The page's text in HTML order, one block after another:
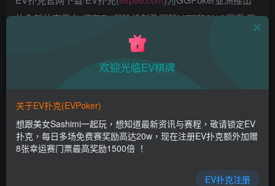
的全新扑克平台,拥有EV保险机制及国际MTT和SNG赛事,我
们具备完善的国际认可,致力提供国内最公平与公正的竞技环
EV扑克|EV扑克官网|EV扑克下载|EV扑克电脑版|EV扑克娱
乐场|EV扑克小游戏——EV扑克导航(www.evpks.com)
EV扑克|EV扑克官网|EV扑克娱乐场|EV扑克保险|EV扑克娱
乐场|EV扑克游戏网址发布页——EV扑克下载
(www.evpk66.com)
金铲铲之战是一款有着多种角色可以选择使用，非常考
欢迎光临EV棋牌
关于EV扑克(EVPoker)
想跟美女Sashimi一起玩，想知道最新资讯与赛程，敬请锁定EV
扑克，每日多场免费赛奖励高达20w，现在注册EV扑克额外加赠
8张幸运赛门票最高奖励1500倍 ！
EV扑克注册